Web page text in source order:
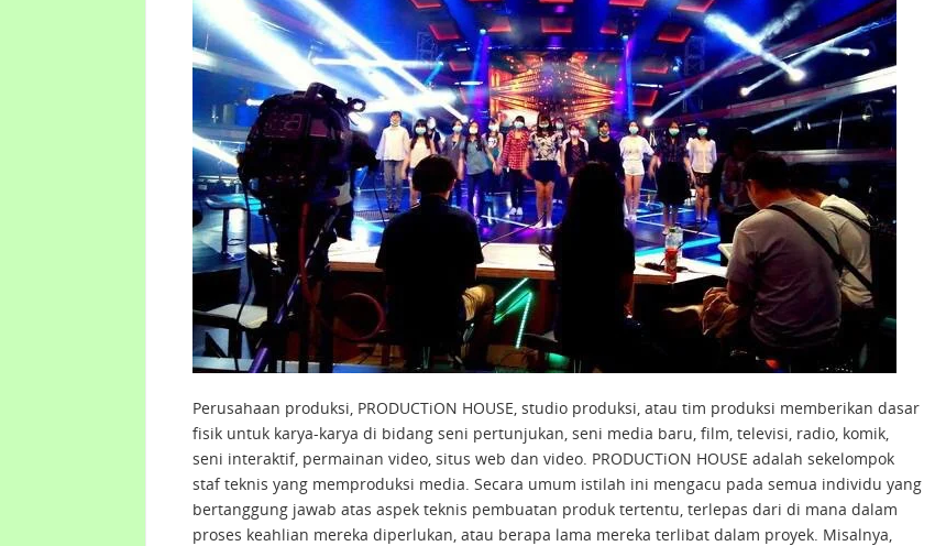
Perusahaan produksi, PRODUCTiON HOUSE, studio produksi, atau tim produksi memberikan dasar
fisik untuk karya-karya di bidang seni pertunjukan, seni media baru, film, televisi, radio, komik,
seni interaktif, permainan video, situs web dan video. PRODUCTiON HOUSE adalah sekelompok
staf teknis yang memproduksi media. Secara umum istilah ini mengacu pada semua individu yang
bertanggung jawab atas aspek teknis pembuatan produk tertentu, terlepas dari di mana dalam
proses keahlian mereka diperlukan, atau berapa lama mereka terlibat dalam proyek. Misalnya,